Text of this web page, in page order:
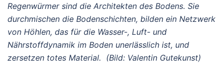
Regenwürmer sind die Architekten des Bodens. Sie
durchmischen die Bodenschichten, bilden ein Netzwerk
von Höhlen, das für die Wasser-, Luft- und
Nährstoffdynamik im Boden unerlässlich ist, und
zersetzen totes Material. (Bild: Valentin Gutekunst)